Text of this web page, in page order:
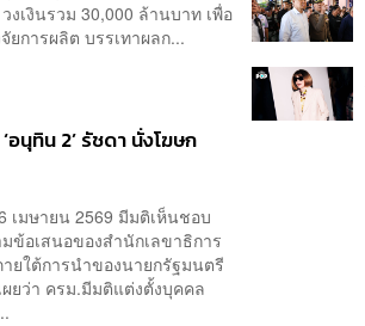
เงินรวม 30,000 ล้านบาท เพื่อ
ยการผลิต บรรเทาผลก...
นุทิน 2’ รัชดา นั่งโฆษก
มษายน 2569 มีมติเห็นชอบ
ข้อเสนอของสำนักเลขาธิการ
ยใต้การนำของนายกรัฐมนตรี
ยว่า ครม.มีมติแต่งตั้งบุคคล